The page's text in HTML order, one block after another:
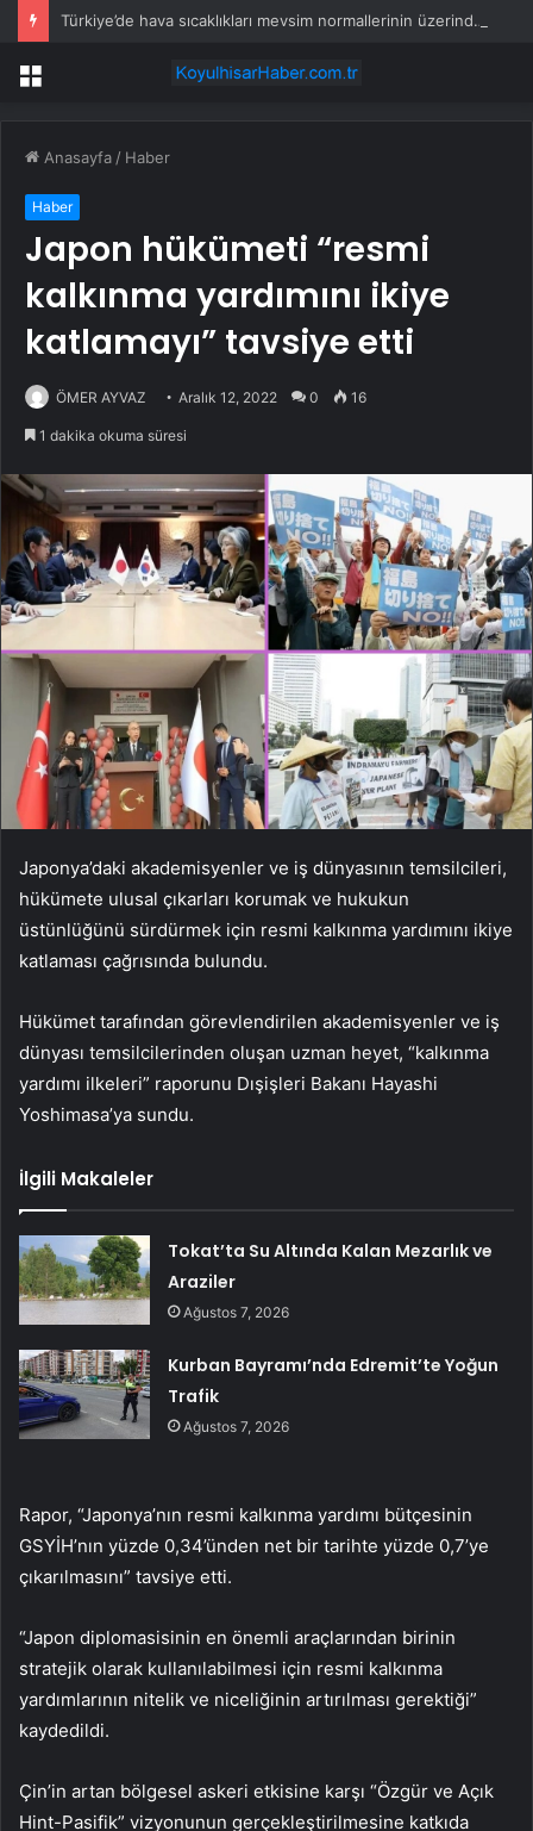
Türkiye’de hava sıcaklıkları mevsim normallerinin üzerinde seyredecek
Menü
Anasayfa / Haber
Haber
Japon hükümeti “resmi
kalkınma yardımını ikiye
katlamayı” tavsiye etti
ÖMER AYVAZ Aralık 12, 2022 0 16
1 dakika okuma süresi
Japonya’daki akademisyenler ve iş dünyasının temsilcileri,
hükümete ulusal çıkarları korumak ve hukukun
üstünlüğünü sürdürmek için resmi kalkınma yardımını ikiye
katlaması çağrısında bulundu.
Hükümet tarafından görevlendirilen akademisyenler ve iş
dünyası temsilcilerinden oluşan uzman heyet, “kalkınma
yardımı ilkeleri” raporunu Dışişleri Bakanı Hayashi
Yoshimasa’ya sundu.
İlgili Makaleler
Tokat’ta Su Altında Kalan Mezarlık ve
Araziler
Ağustos 7, 2026
Kurban Bayramı’nda Edremit’te Yoğun
Trafik
Ağustos 7, 2026
Rapor, “Japonya’nın resmi kalkınma yardımı bütçesinin
GSYİH’nın yüzde 0,34’ünden net bir tarihte yüzde 0,7’ye
çıkarılmasını” tavsiye etti.
“Japon diplomasisinin en önemli araçlarından birinin
stratejik olarak kullanılabilmesi için resmi kalkınma
yardımlarının nitelik ve niceliğinin artırılması gerektiği”
kaydedildi.
Çin’in artan bölgesel askeri etkisine karşı “Özgür ve Açık
Hint-Pasifik” vizyonunun gerçekleştirilmesine katkıda